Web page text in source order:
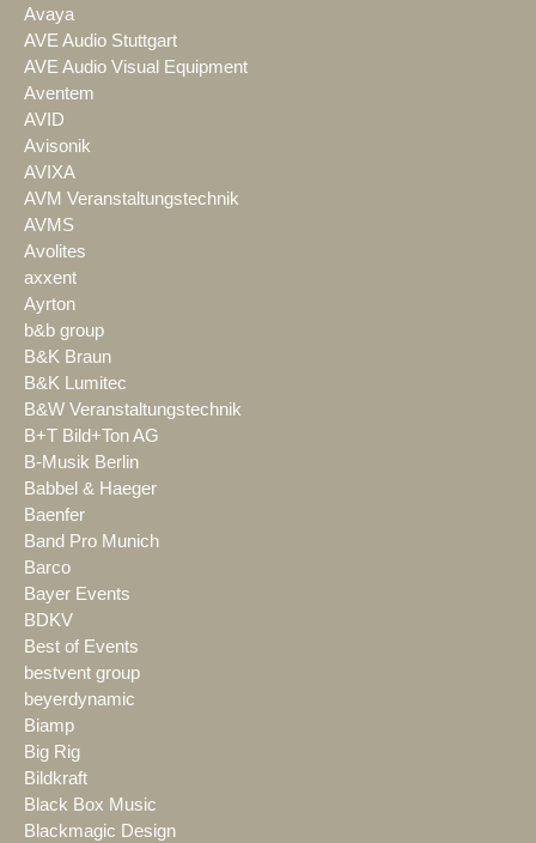
Avaya
AVE Audio Stuttgart
AVE Audio Visual Equipment
Aventem
AVID
Avisonik
AVIXA
AVM Veranstaltungstechnik
AVMS
Avolites
axxent
Ayrton
b&b group
B&K Braun
B&K Lumitec
B&W Veranstaltungstechnik
B+T Bild+Ton AG
B-Musik Berlin
Babbel & Haeger
Baenfer
Band Pro Munich
Barco
Bayer Events
BDKV
Best of Events
bestvent group
beyerdynamic
Biamp
Big Rig
Bildkraft
Black Box Music
Blackmagic Design